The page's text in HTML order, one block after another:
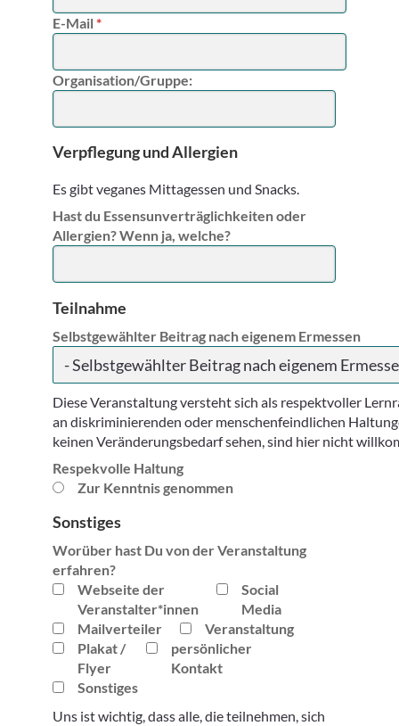
E-Mail*
Organisation/Gruppe:
Verpflegung und Allergien
Es gibt veganes Mittagessen und Snacks.
Hast du Essensunverträglichkeiten oder
Allergien? Wenn ja, welche?
Teilnahme
Selbstgewählter Beitrag nach eigenem Ermessen
- Selbstgewählter Beitrag nach eigenem
l
s
g
e
ä
h
l
t
r
B
i
t
Diese Veranstaltung versteht sich als respektvoller
an diskriminierenden oder menschenfeindlichen
keinen Veränderungsbedarf sehen, sind hier nicht
Respekvolle Haltung
Zur Kenntnis genommen
Sonstiges
Worüber hast Du von der Veranstaltung
erfahren?
Webseite der
Veranstalter*innen
Social
Media
Mailverteiler
Veranstaltung
Plakat /
Flyer
persönlicher
Kontakt
Sonstiges
Uns ist wichtig, dass alle, die teilnehmen, sich